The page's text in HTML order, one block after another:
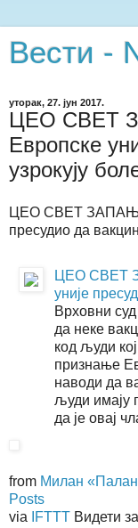
Вести -
уторак, 27. јун 2017.
ЦЕО СВЕТ
Европске
узрокују
ЦЕО СВЕТ
пресудио да
ЦЕО СВЕТ
уније
Врховни
да неке
код људи
признање
наводи да
људи имају
да је овај
from Милан
Posts
via
IFTTT Видети